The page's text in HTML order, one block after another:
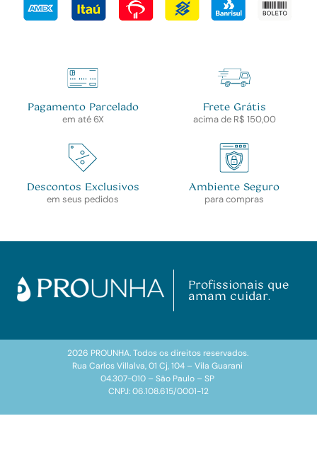
Pagamento Parcelado
em até 6X
Frete Grátis
acima de R$ 150,00
Descontos Exclusivos
em seus pedidos
Ambiente Seguro
para compras
Profissionais que
amam cuidar.
2026 PROUNHA. Todos os direitos reservados.
Rua Carlos Villalva, 01 Cj, 104 – Vila Guarani
04.307-010 – São Paulo – SP
CNPJ: 06.108.615/0001-12